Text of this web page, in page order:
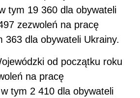
tym 19 360 dla obywateli
zezwoleń na pracę
363 dla obywateli Ukrainy.
od początku roku
na pracę
tym 2 410 dla obywateli